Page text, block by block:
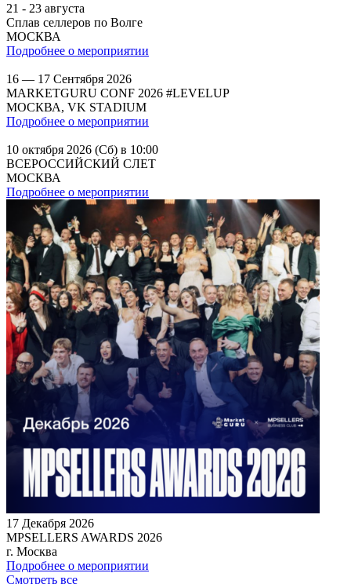
21 - 23 августа
Сплав селлеров по Волге
МОСКВА
Подробнее о мероприятии
16 — 17 Сентября 2026
MARKETGURU CONF 2026 #LEVELUP
МОСКВА, VK STADIUM
Подробнее о мероприятии
10 октября 2026 (Сб) в 10:00
ВСЕРОССИЙСКИЙ СЛЕТ
МОСКВА
Подробнее о мероприятии
17 Декабря 2026
MPSELLERS AWARDS 2026
г. Москва
Подробнее о мероприятии
Смотреть все